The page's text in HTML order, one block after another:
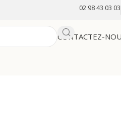
02 98 43 03 03
CONTACTEZ-